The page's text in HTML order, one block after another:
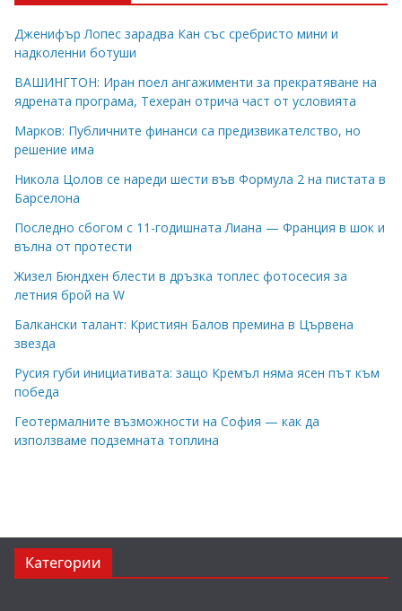
Дженифър Лопес зарадва Кан със сребристо мини и
надколенни ботуши
ВАШИНГТОН: Иран поел ангажименти за прекратяване на
ядрената програма, Техеран отрича част от условията
Марков: Публичните финанси са предизвикателство, но
решение има
Никола Цолов се нареди шести във Формула 2 на пистата в
Барселона
Последно сбогом с 11-годишната Лиана — Франция в шок и
вълна от протести
Жизел Бюндхен блести в дръзка топлес фотосесия за
летния брой на W
Балкански талант: Кристиян Балов премина в Цървена
звезда
Русия губи инициативата: защо Кремъл няма ясен път към
победа
Геотермалните възможности на София — как да
използваме подземната топлина
Категории